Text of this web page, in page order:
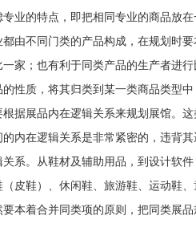
的特点，即把相同专业的商品放在
由不同门类的产品构成，在规划时
家；也有利于同类产品的生产者进
性质，将其归类到某一类商品类型
据展品内在逻辑关系来规划展馆。
内在逻辑关系是非常紧密的，违背
系。从鞋材及辅助用品，到设计软
皮鞋）、休闲鞋、旅游鞋、运动鞋
本着合并同类项的原则，把同类展品